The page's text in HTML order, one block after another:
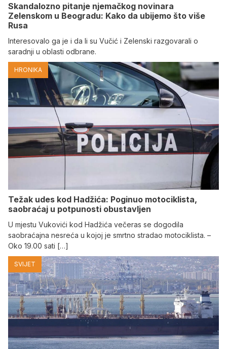
Skandalozno pitanje njemačkog novinara
Zelenskom u Beogradu: Kako da ubijemo što više
Rusa
Interesovalo ga je i da li su Vučić i Zelenski razgovarali o
saradnji u oblasti odbrane.
HRONIKA
Težak udes kod Hadžića: Poginuo motociklista,
saobraćaj u potpunosti obustavljen
U mjestu Vukovići kod Hadžića večeras se dogodila
saobraćajna nesreća u kojoj je smrtno stradao motociklista. –
Oko 19.00 sati […]
SVIJET